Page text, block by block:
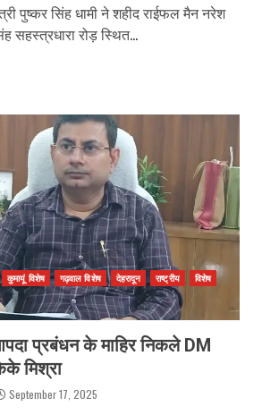
पुष्कर सिंह धामी ने शहीद राईफल मैन नरेश
सहस्त्रधारा रोड़ स्थित...
कुमायूं विशेष गढ़वाल विशेष देहरादून राष्ट्रीय
विशेष
प्रबंधन के माहिर निकले DM
मिश्रा
September 17, 2025